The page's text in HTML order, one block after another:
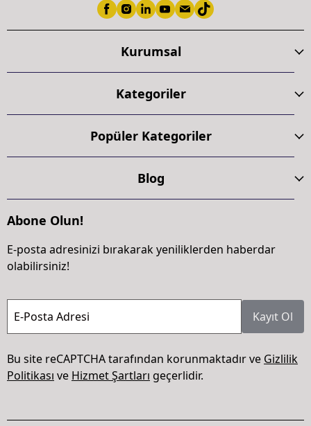
Kurumsal
Kategoriler
Popüler Kategoriler
Blog
Abone Olun!
E-posta adresinizi bırakarak yeniliklerden haberdar
olabilirsiniz!
E-Posta Adresi Kayıt Ol
Bu site reCAPTCHA tarafından korunmaktadır ve Gizlilik
Politikası ve Hizmet Şartları geçerlidir.